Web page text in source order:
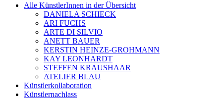
Alle KünstlerInnen in der Übersicht
DANIELA SCHIECK
ARI FUCHS
ARTE DI SILVIO
ANETT BAUER
KERSTIN HEINZE-GROHMANN
KAY LEONHARDT
STEFFEN KRAUSHAAR
ATELIER BLAU
Künstlerkollaboration
Künstlernachlass